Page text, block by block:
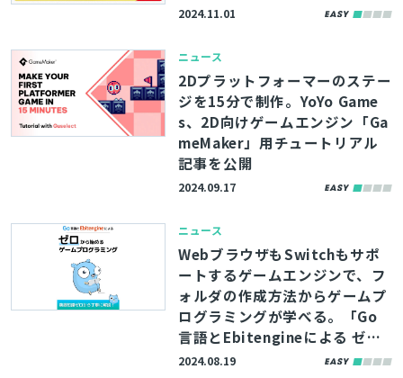
2024.11.01
ニュース
2Dプラットフォーマーのステー
ジを15分で制作。YoYo Game
s、2D向けゲームエンジン「Ga
meMaker」用チュートリアル
記事を公開
2024.09.17
ニュース
WebブラウザもSwitchもサポ
ートするゲームエンジンで、フ
ォルダの作成方法からゲームプ
ログラミングが学べる。「Go
言語とEbitengineによる ゼロ
から始めるゲームプログラミン
2024.08.19